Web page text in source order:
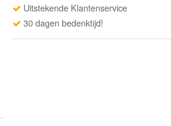
Uitstekende Klantenservice
30 dagen bedenktijd!